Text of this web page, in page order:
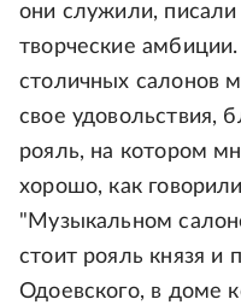
они служили, писали
творческие амбиции.
столичных салонов
свое удовольствия,
рояль, на котором
хорошо, как
"Музыкальном
стоит рояль князя и
Одоевского, в доме